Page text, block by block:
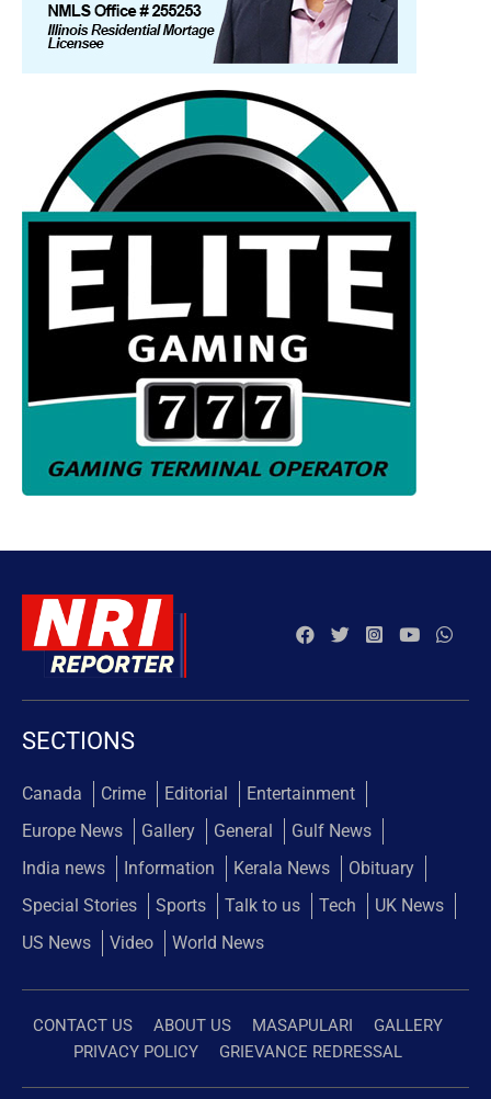
SECTIONS
Canada Crime Editorial
Entertainment
Europe News
Gallery General
Gulf News
India news
Information Kerala News
Obituary
Special Stories
Sports Talk to us Tech
UK News
US News
Video World News
CONTACT US ABOUT US MASAPULARI
GALLERY
PRIVACY POLICY
GRIEVANCE REDRESSAL